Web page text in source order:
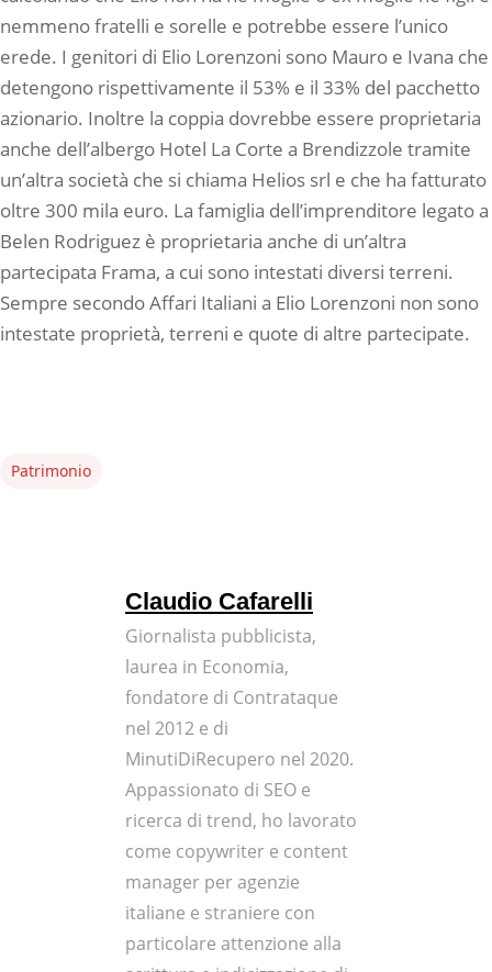
nemmeno fratelli e sorelle e potrebbe essere l’unico
erede. I genitori di Elio Lorenzoni sono Mauro e Ivana che
detengono rispettivamente il 53% e il 33% del pacchetto
azionario. Inoltre la coppia dovrebbe essere proprietaria
anche dell’albergo Hotel La Corte a Brendizzole tramite
un’altra società che si chiama Helios srl e che ha fatturato
oltre 300 mila euro. La famiglia dell’imprenditore legato a
Belen Rodriguez è proprietaria anche di un’altra
partecipata Frama, a cui sono intestati diversi terreni.
Sempre secondo Affari Italiani a Elio Lorenzoni non sono
intestate proprietà, terreni e quote di altre partecipate.
Patrimonio
Claudio Cafarelli
Giornalista pubblicista,
laurea in Economia,
fondatore di Contrataque
nel 2012 e di
MinutiDiRecupero nel 2020.
Appassionato di SEO e
ricerca di trend, ho lavorato
come copywriter e content
manager per agenzie
italiane e straniere con
particolare attenzione alla